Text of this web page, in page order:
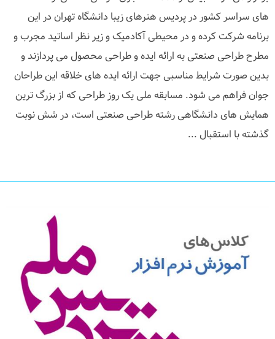
های سراسر کشور در پردیس هنرهای زیبا دانشگاه تهران در این
برنامه شرکت کرده و در محیطی آکادمیک و زیر نظر اساتید مجرب و
مطرح طراحی صنعتی به ارائه ایده و طراحی محصول می پردازند و
بدین صورت شرایط مناسبی جهت ارائه ایده های خلاقه این طراحان
جوان فراهم می شود. مسابقه ملی یک روز طراحی که از بزرگ ترین
همایش های دانشگاهی رشته طراحی صنعتی است، در شش نوبت
گذشته با استقبال ...